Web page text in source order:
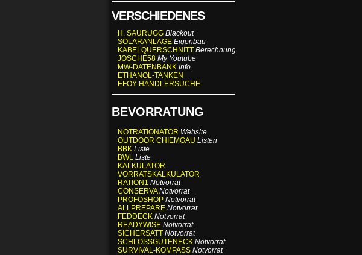
VERSCHIEDENES
H. SAURUGG Blackout
SOLARANLAGE Eigenbau
KABELQUERSCHNITT Berechnung
JOSCHE58 My Youtube
MW-DATENBANK Info
ETHANOL-TANKEN
EFOY-HÄNDLERSUCHE
BEVORRATUNG
NOTRATIONATOR Website
OUTDOOR CHIEMGAU Listen
BBK Liste
BWL Liste
KALKULATOR
VORRATSKALKULATOR
RATION1 Notvorrat
CONSERVA Notvorrat
PROFOSHOP Notvorrat
ALLPREPARE Notvorrat
FEDDECK Notvorrat
READYWISE Notvorrat
SICHERSATT Notvorrat
SCHLOSSGUTENECK Notvorrat
SURVIVAL-KOMPASS Notvorrat